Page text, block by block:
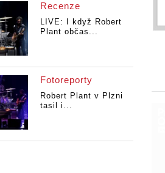
Recenze
LIVE: I když Robert
Plant občas...
Fotoreporty
Robert Plant v Plzni
tasil i...